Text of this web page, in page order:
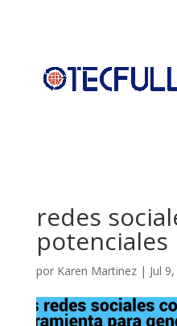
redes
potenciales
por Karen Martinez| Jul